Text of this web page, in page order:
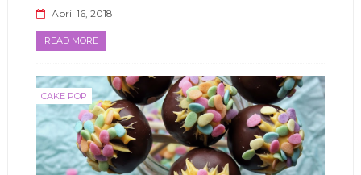
April 16, 2018
READ MORE
CAKE POP